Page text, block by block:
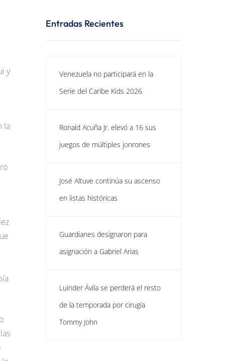
y
la
Entradas Recientes
Venezuela no participará en la
Serie del Caribe Kids 2026
Ronald Acuña Jr. elevó a 16 sus
juegos de múltiples jonrones
José Altuve continúa su ascenso
en listas históricas
Guardianes designaron para
asignación a Gabriel Arias
Luinder Ávila se perderá el resto
de la temporada por cirugía
Tommy John